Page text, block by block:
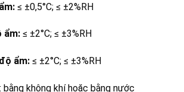
≤ ±0,5°C; ≤ ±2%RH
ẩm:≤ ±2°C; ≤ ±3%RH
ẩm:≤ ±2°C; ≤ ±3%RH
không khí hoặc bằng nước